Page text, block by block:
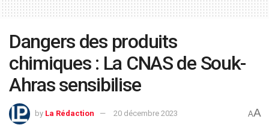
Dangers des produits
chimiques : La CNAS de Souk-
Ahras sensibilise
by La Rédaction 20 décembre 2023 AA